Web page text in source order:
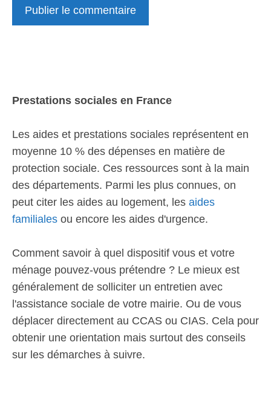
Prestations sociales en France
Les aides et prestations sociales représentent en
moyenne 10 % des dépenses en matière de
protection sociale. Ces ressources sont à la main
des départements. Parmi les plus connues, on
peut citer les aides au logement, les aides
familiales ou encore les aides d'urgence.
Comment savoir à quel dispositif vous et votre
ménage pouvez-vous prétendre ? Le mieux est
généralement de solliciter un entretien avec
l'assistance sociale de votre mairie. Ou de vous
déplacer directement au CCAS ou CIAS. Cela pour
obtenir une orientation mais surtout des conseils
sur les démarches à suivre.